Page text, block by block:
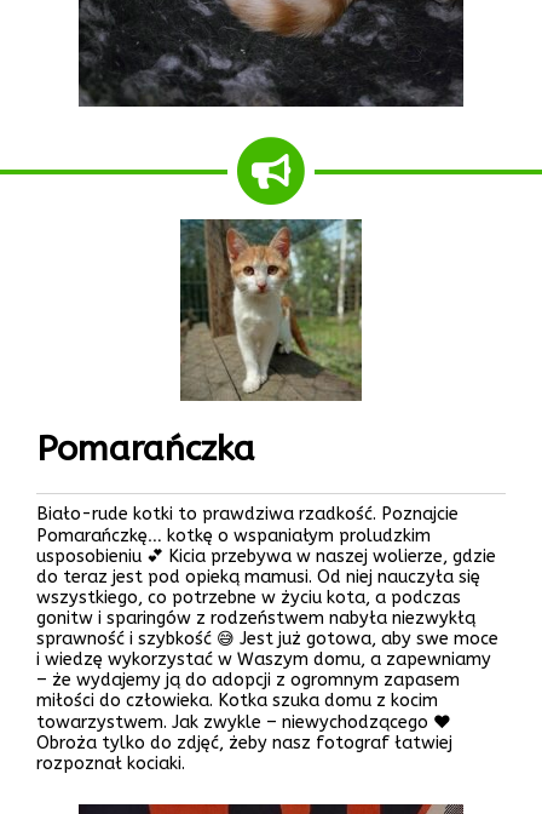
Pomarańczka
Biało-rude kotki to prawdziwa rzadkość. Poznajcie
Pomarańczkę… kotkę o wspaniałym proludzkim
usposobieniu 💕 Kicia przebywa w naszej wolierze, gdzie
do teraz jest pod opieką mamusi. Od niej nauczyła się
wszystkiego, co potrzebne w życiu kota, a podczas
gonitw i sparingów z rodzeństwem nabyła niezwykłą
sprawność i szybkość 😅 Jest już gotowa, aby swe moce
i wiedzę wykorzystać w Waszym domu, a zapewniamy
– że wydajemy ją do adopcji z ogromnym zapasem
miłości do człowieka. Kotka szuka domu z kocim
towarzystwem. Jak zwykle – niewychodzącego ♥️
Obroża tylko do zdjęć, żeby nasz fotograf łatwiej
rozpoznał kociaki.